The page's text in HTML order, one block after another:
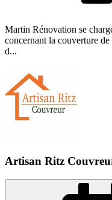
Martin Rénovation se
concernant la couverture
d...
Artisan Ritz